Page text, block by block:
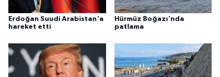
Erdoğan Suudi Arabistan'a
hareket etti
Hürmüz Boğazı'nda
patlama